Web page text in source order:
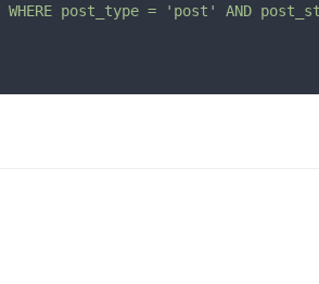
WHERE post_type = 'post' AND